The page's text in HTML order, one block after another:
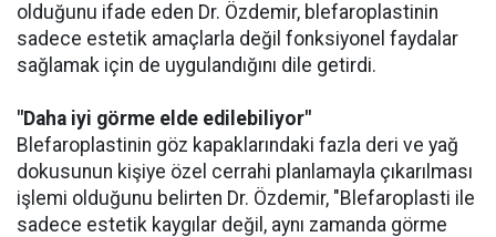
olduğunu ifade eden Dr. Özdemir, blefaroplastinin
sadece estetik amaçlarla değil fonksiyonel faydalar
sağlamak için de uygulandığını dile getirdi.
"Daha iyi görme elde edilebiliyor"
Blefaroplastinin göz kapaklarındaki fazla deri ve yağ
dokusunun kişiye özel cerrahi planlamayla çıkarılması
işlemi olduğunu belirten Dr. Özdemir, "Blefaroplasti ile
sadece estetik kaygılar değil, aynı zamanda görme